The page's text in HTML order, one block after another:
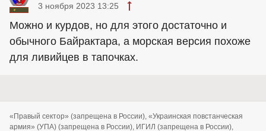
3 ноября 2023 13:25
Можно и курдов, но для этого достаточно и
обычного Байрактара, а морская версия похоже
для ливийцев в тапочках.
«Правый сектор» (запрещена в России), «Украинская повстанческая
армия» (УПА) (запрещена в России), ИГИЛ (запрещена в России),